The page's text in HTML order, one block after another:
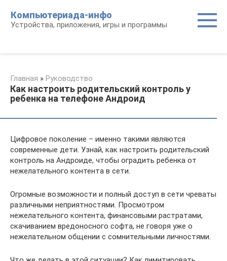
контенту
Компьютериада-инфо
Устройства, приложения, игры и программы
Главная » Руководство
Как настроить родительский контроль у
ребенка на телефоне Андроид
Цифровое поколение – именно такими являются
современные дети. Узнай, как настроить родительский
контроль на Андроиде, чтобы оградить ребенка от
нежелательного контента в сети.
Огромные возможности и полный доступ в сети чреваты
различными неприятностями. Просмотром
нежелательного контента, финансовыми растратами,
скачиванием вредоносного софта, не говоря уже о
нежелательном общении с сомнительными личностями.